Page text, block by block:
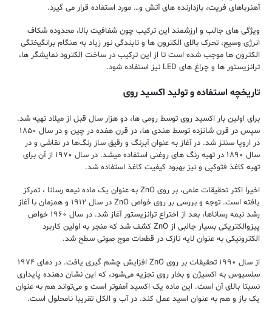
آهنرباهای فریت، بازدارنده های آتش و… مورد استفاده قرار می گیرد.
ویژگی های جالب و ارزشمند این ترکیب چون شفافیت بالا، محدوده شکاف
انرژی وسیع، تحرک بالای الکترون ها و تابندگی نور زیاد به هنگام برانگیختگی
الکترون ها موجب شده است تا از این ترکیب در ساخت الکترود نمایشگر ها،
ترانزیستور ها و چراغ های LED نیز استفاده شود.
تاریخچه استفاده و تولید اکسید روی
برای اولین بار اکسید روی توسط رومی ها، دو هزار سال قبل از میلاد تهیه شد.
سپس در قرن شانزده توسط هندی ها، در قرن هفده در چین و در سال ۱۸۵۰
در اروپا سنتز شد. در آغاز به عنوان آبرنگ و رقیق ساز رنگ‌ها در نقاشی و در
سال ۱۸۹۰ در تهیه رنگ های روغنی استفاده میشد. در سال ۱۹۷۰ از آن برای
تهیه کاغذ فتوکپی و نیز بهبود کیفیت کاغذ استفاده شد.
اخیرا اکثر تحقیقات علمی، بر روی ZnO به عنوان یک ماده نیمه رسانا ، تمرکز
یافته است. توجه و بررسی بر روی خواص ZnO در سال ۱۹۱۲ و همزمان با آغاز
رشد نیمه رساناها، بعد از اختراع ترانزیستور آغاز شد. در سال ۱۹۶۰ خواص
پیزوالکتریکی بسیار جالبی از ZnO کشف شد که منجر به اولین کاربرد
الکترونیکی به عنوان لایه نازک در قطعات موج صوتی سطح شد.
از سال ۱۹۹۰ تحقیقات بر روی ZnO افزایش چشم گیری یافت. در دمای ۱۹۷۴
سلسیوس به اکسیژن و بخار روی تجزیه می‌شود، که این نشان دهنده پایداری
نسبتا بالای آن است. این ماده یک اکسید آمفوتر است و می‌تواند هم به عنوان
یک باز و هم به عنوان اسید عمل کند. در آب و الکل تقریبا نامحلول است.